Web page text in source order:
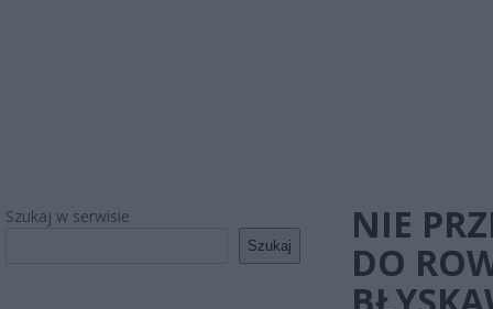
Szukaj w serwisie
Szukaj
NIE
DO